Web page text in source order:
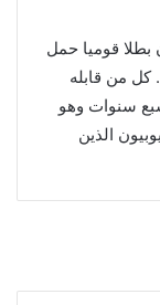
بطلا قوميا حمل
ومشروعهم الوطني منذ العام ٢٠١١ .. كل من قابله
سنوات وهو
الذين